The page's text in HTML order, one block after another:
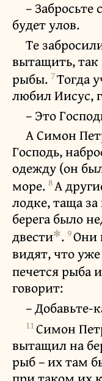
– Забросьте
будет улов.
Те
вытащить, так
рыбы. 7Тогда
любил Иисус,
– Это
А Симон
Господь,
одежду (он
море. 8А
лодке, таща
берега было
двести✻. 9Они
видят, что
печется рыба
говорит:
– Добавьте-
11Симон
вытащил на
рыб – их там